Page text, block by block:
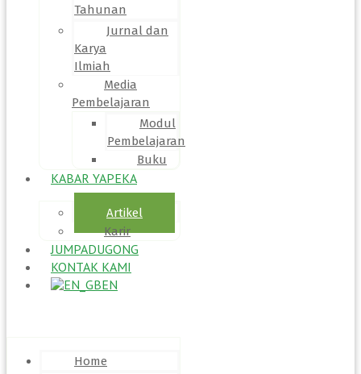
Tahunan
Jurnal dan
Karya
Ilmiah
Media
Pembelajaran
Modul
Pembelajaran
Buku
KABAR YAPEKA
Artikel
Karir
JUMPADUGONG
KONTAK KAMI
EN
Home